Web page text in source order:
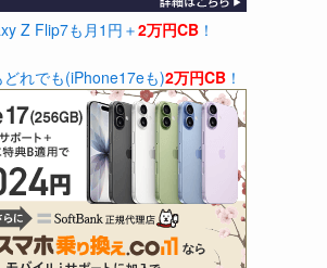
Z Flip7も月1円＋2万円CB ！
れでも(iPhone17eも)2万円CB ！